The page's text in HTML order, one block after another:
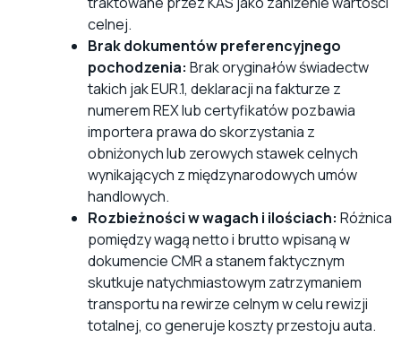
celnej.
Brak dokumentów preferencyjnego
pochodzenia: Brak oryginałów świadectw
takich jak EUR.1, deklaracji na fakturze z
numerem REX lub certyfikatów pozbawia
importera prawa do skorzystania z
obniżonych lub zerowych stawek celnych
wynikających z międzynarodowych umów
handlowych.
Rozbieżności w wagach i ilościach: Różnica
pomiędzy wagą netto i brutto wpisaną w
dokumencie CMR a stanem faktycznym
skutkuje natychmiastowym zatrzymaniem
transportu na rewirze celnym w celu rewizji
totalnej, co generuje koszty przestoju auta.